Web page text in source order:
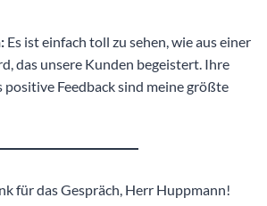
Es ist einfach toll zu sehen, wie aus einer
das unsere Kunden begeistert. Ihre
Feedback sind meine größte
für das Gespräch, Herr Huppmann!